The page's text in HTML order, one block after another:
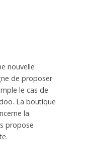
nouvelle
de proposer
le cas de
La boutique
la
propose